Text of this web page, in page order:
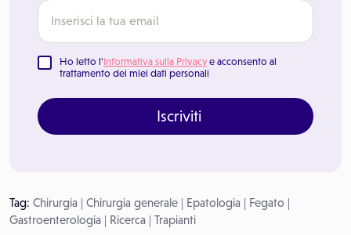
Ho letto l'Informativa sulla Privacy e acconsento al
trattamento dei miei dati personali
Iscriviti
Tag: Chirurgia | Chirurgia generale | Epatologia | Fegato |
Gastroenterologia | Ricerca | Trapianti